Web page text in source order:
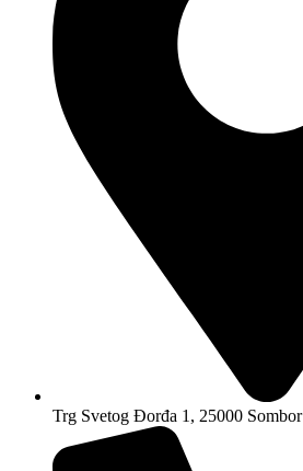
Trg Svetog Đorđa 1, 25000 Sombor